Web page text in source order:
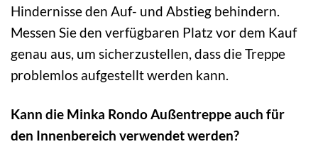
Hindernisse den Auf- und Abstieg behindern.
Messen Sie den verfügbaren Platz vor dem Kauf
genau aus, um sicherzustellen, dass die Treppe
problemlos aufgestellt werden kann.
Kann die Minka Rondo Außentreppe auch für
den Innenbereich verwendet werden?